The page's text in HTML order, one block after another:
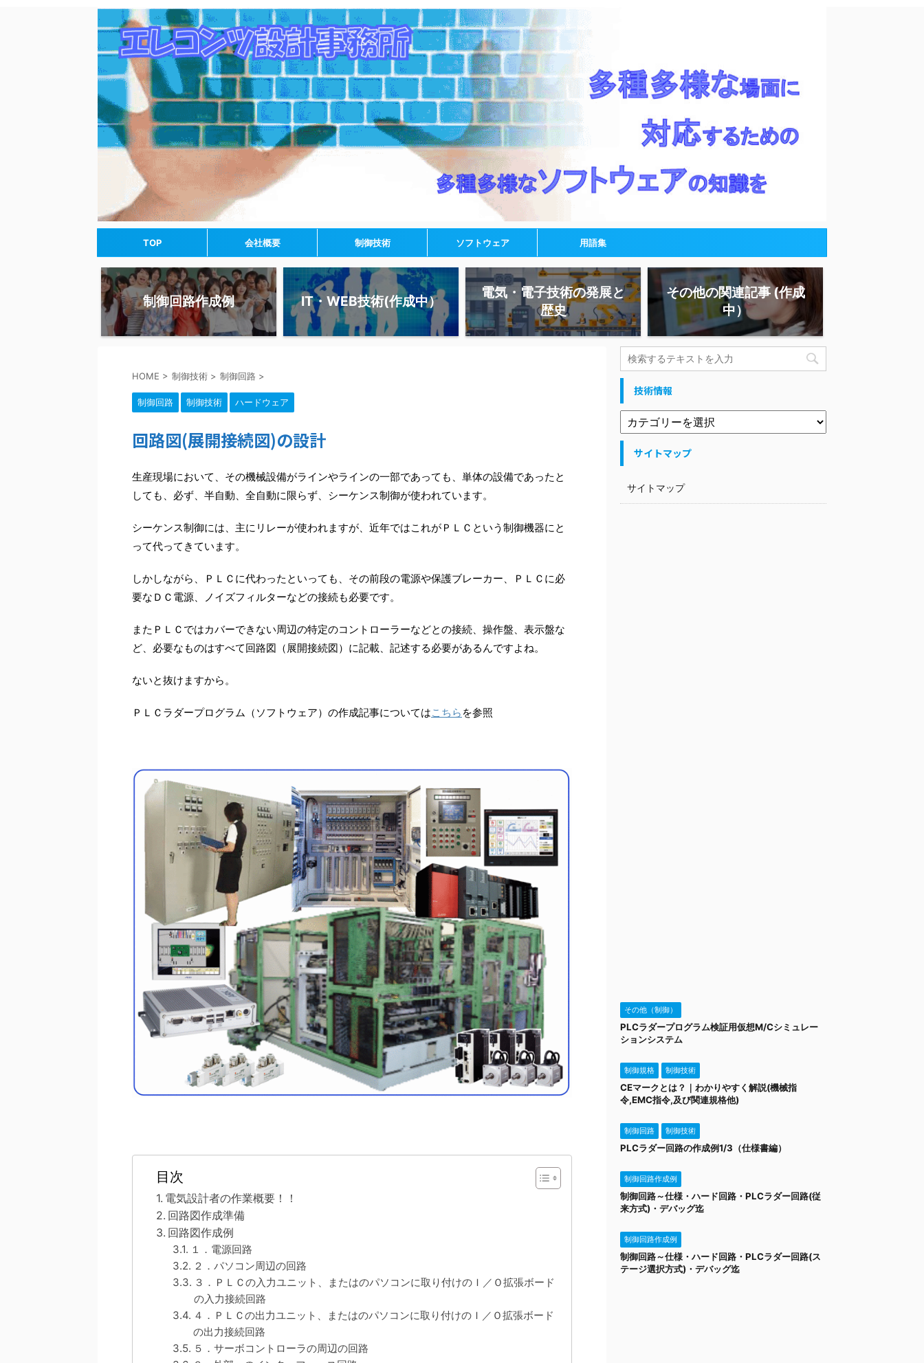
TOP 会社概要 制御技術 ソフトウェア 用語集
制御回路作成例 IT・WEB技術(作成中）
電気・電子技術の発展と
歴史
その他の関連記事 (作成
中）
HOME > 制御技術 > 制御回路 >
制御回路 制御技術 ハードウェア
回路図(展開接続図)の設計
生産現場において、その機械設備がラインやラインの一部であっても、単体の設備であったと
しても、必ず、半自動、全自動に限らず、シーケンス制御が使われています。
シーケンス制御には、主にリレーが使われますが、近年ではこれがＰＬＣという制御機器にと
って代ってきています。
しかしながら、ＰＬＣに代わったといっても、その前段の電源や保護ブレーカー、ＰＬＣに必
要なＤＣ電源、ノイズフィルターなどの接続も必要です。
またＰＬＣではカバーできない周辺の特定のコントローラーなどとの接続、操作盤、表示盤な
ど、必要なものはすべて回路図（展開接続図）に記載、記述する必要があるんですよね。
ないと抜けますから。
ＰＬＣラダープログラム（ソフトウェア）の作成記事についてはこちら を参照
目次
電気設計者の作業概要！！
回路図作成準備
回路図作成例
１．電源回路
２．パソコン周辺の回路
３．ＰＬＣの入力ユニット、またはのパソコンに取り付けのＩ／Ｏ拡張ボード
の入力接続回路
４．ＰＬＣの出力ユニット、またはのパソコンに取り付けのＩ／Ｏ拡張ボード
の出力接続回路
５．サーボコントローラの周辺の回路
技術情報
サイトマップ
サイトマップ
その他（制御）
PLCラダープログラム検証用仮想M/Cシミュレー
ションシステム
制御規格 制御技術
CEマークとは？｜わかりやすく解説(機械指
令,EMC指令,及び関連規格他)
制御回路 制御技術
PLCラダー回路の作成例1/3（仕様書編）
制御回路作成例
制御回路～仕様・ハード回路・PLCラダー回路(従
来方式)・デバッグ迄
制御回路作成例
制御回路～仕様・ハード回路・PLCラダー回路(ス
テージ選択方式)・デバッグ迄